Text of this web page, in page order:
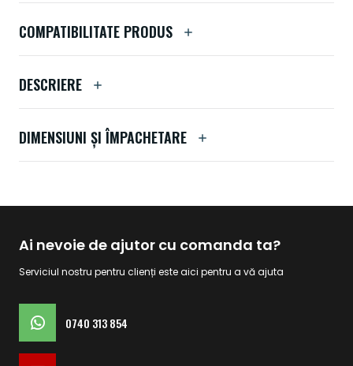
COMPATIBILITATE PRODUS
DESCRIERE
DIMENSIUNI ȘI ÎMPACHETARE
Ai nevoie de ajutor cu comanda ta?
Serviciul nostru pentru clienți este aici pentru a vă ajuta
0740 313 854